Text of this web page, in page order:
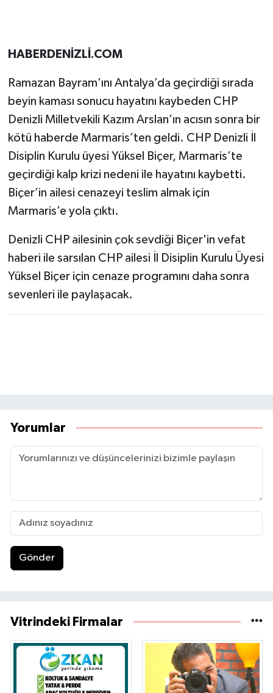
HABERDENİZLİ.COM
Ramazan Bayram’ını Antalya’da geçirdiği sırada
beyin kaması sonucu hayatını kaybeden CHP
Denizli Milletvekili Kazım Arslan’ın acısın sonra bir
kötü haberde Marmaris’ten geldi. CHP Denizli İl
Disiplin Kurulu üyesi Yüksel Biçer, Marmaris’te
geçirdiği kalp krizi nedeni ile hayatını kaybetti.
Biçer’in ailesi cenazeyi teslim almak için
Marmaris’e yola çıktı.
Denizli CHP ailesinin çok sevdiği Biçer'in vefat
haberi ile sarsılan CHP ailesi İl Disiplin Kurulu Üyesi
Yüksel Biçer için cenaze programını daha sonra
sevenleri ile paylaşacak.
Yorumlar
Gönder
Vitrindeki Firmalar